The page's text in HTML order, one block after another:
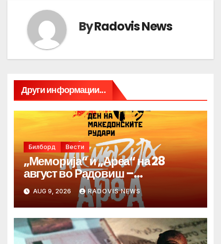
ByRadovis News
Други информации...
Билборд Вести
„Меморија“ и „Ареа“ на 28
август во Радовиш –
продолжува традицијата за
Денот на македонските рудари
AUG 9, 2026 RADOVIS NEWS